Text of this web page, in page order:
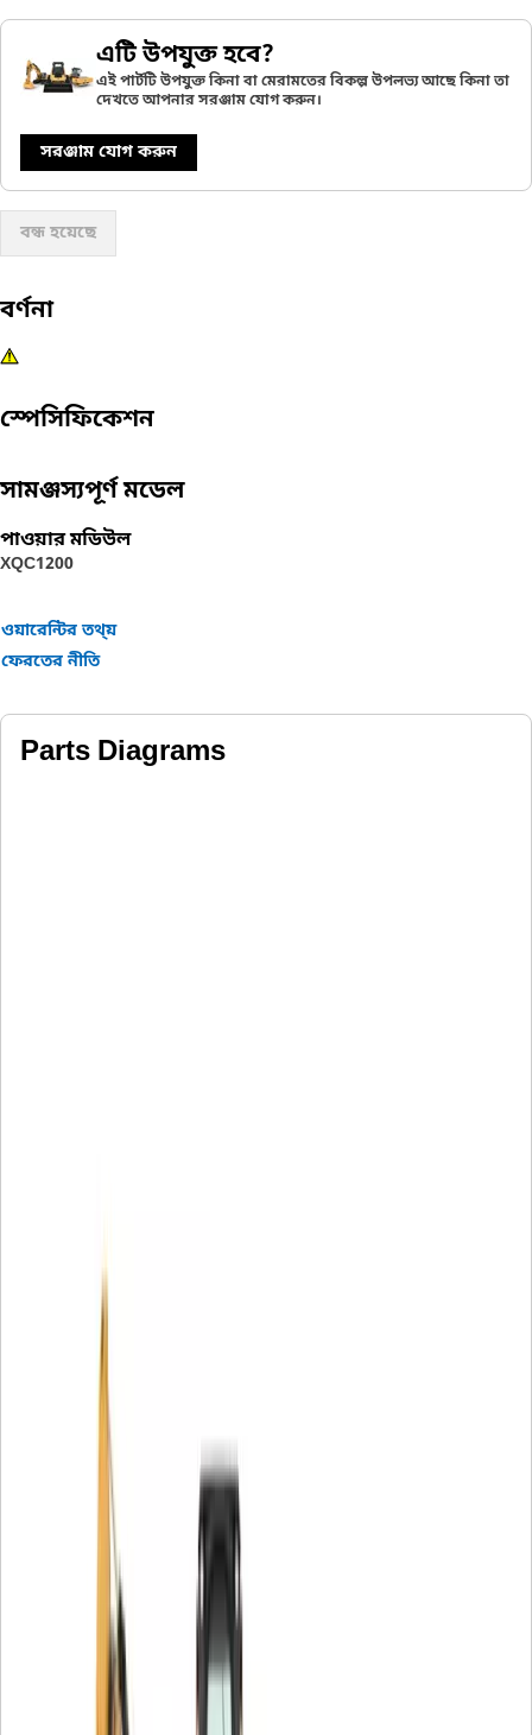
এটি উপযুক্ত হবে?
এই পার্টটি উপযুক্ত কিনা বা মেরামতের বিকল্প উপলভ্য আছে কিনা তা
দেখতে আপনার সরঞ্জাম যোগ করুন।
সরঞ্জাম যোগ করুন
বন্ধ হয়েছে
বর্ণনা
স্পেসিফিকেশন
সামঞ্জস্যপূর্ণ মডেল
পাওয়ার মডিউল
XQC1200
ওয়ারেন্টির তথ্য়
ফেরতের নীতি
Parts Diagrams